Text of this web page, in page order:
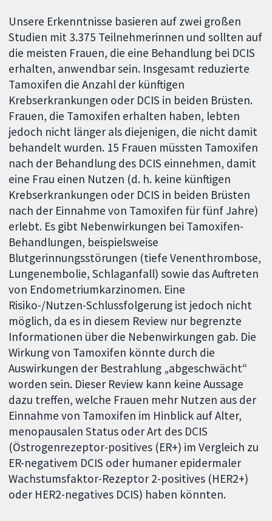
Unsere Erkenntnisse basieren auf zwei großen
Studien mit 3.375 Teilnehmerinnen und sollten auf
die meisten Frauen, die eine Behandlung bei DCIS
erhalten, anwendbar sein. Insgesamt reduzierte
Tamoxifen die Anzahl der künftigen
Krebserkrankungen oder DCIS in beiden Brüsten.
Frauen, die Tamoxifen erhalten haben, lebten
jedoch nicht länger als diejenigen, die nicht damit
behandelt wurden. 15 Frauen müssten Tamoxifen
nach der Behandlung des DCIS einnehmen, damit
eine Frau einen Nutzen (d. h. keine künftigen
Krebserkrankungen oder DCIS in beiden Brüsten
nach der Einnahme von Tamoxifen für fünf Jahre)
erlebt. Es gibt Nebenwirkungen bei Tamoxifen-
Behandlungen, beispielsweise
Blutgerinnungsstörungen (tiefe Venenthrombose,
Lungenembolie, Schlaganfall) sowie das Auftreten
von Endometriumkarzinomen. Eine
Risiko-/Nutzen-Schlussfolgerung ist jedoch nicht
möglich, da es in diesem Review nur begrenzte
Informationen über die Nebenwirkungen gab. Die
Wirkung von Tamoxifen könnte durch die
Auswirkungen der Bestrahlung „abgeschwächt“
worden sein. Dieser Review kann keine Aussage
dazu treffen, welche Frauen mehr Nutzen aus der
Einnahme von Tamoxifen im Hinblick auf Alter,
menopausalen Status oder Art des DCIS
(Östrogenrezeptor-positives (ER+) im Vergleich zu
ER-negativem DCIS oder humaner epidermaler
Wachstumsfaktor-Rezeptor 2-positives (HER2+)
oder HER2-negatives DCIS) haben könnten.